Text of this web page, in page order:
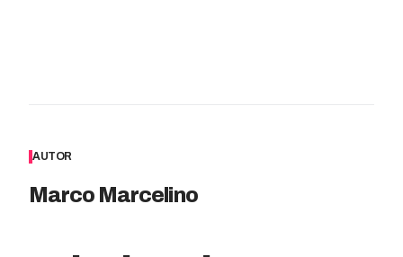
AUTOR
Marco Marcelino